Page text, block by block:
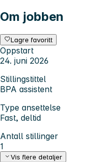
Om jobben
Lagre favoritt
Oppstart
24. juni 2026
Stillingstittel
BPA assistent
Type ansettelse
Fast, deltid
Antall stillinger
1
Vis flere detaljer